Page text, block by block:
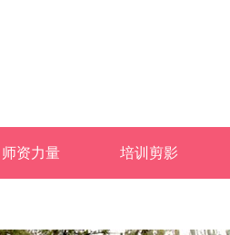
师资力量 培训剪影